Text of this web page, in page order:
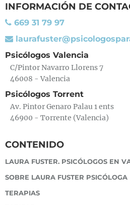
INFORMACIÓN DE
669 31 79 97
Psicólogos Valencia
C/Pintor Navarro Llorens 7
46008 - Valencia
Psicólogos Torrent
Av. Pintor Genaro Palau 1 ents
46900 - Torrente (Valencia)
CONTENIDO
LAURA FUSTER. PSICÓLOGOS EN
SOBRE LAURA FUSTER PSICÓLOGA
TERAPIAS